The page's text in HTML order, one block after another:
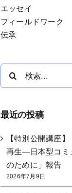
エッセイ
フィールドワーク
伝承
最近の投稿
【特別公開講座
再生―日本型コミ
のために」報告
2026年7月9日